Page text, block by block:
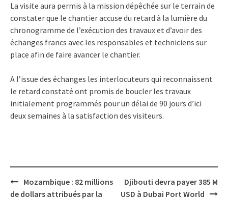
La visite aura permis à la mission dépêchée sur le terrain de
constater que le chantier accuse du retard à la lumière du
chronogramme de l’exécution des travaux et d’avoir des
échanges francs avec les responsables et techniciens sur
place afin de faire avancer le chantier.
A l’issue des échanges les interlocuteurs qui reconnaissent
le retard constaté ont promis de boucler les travaux
initialement programmés pour un délai de 90 jours d’ici
deux semaines à la satisfaction des visiteurs.
Post
navigation
Mozambique : 82 millions
de dollars attribués par la
Djibouti devra payer 385 M
USD à Dubai Port World